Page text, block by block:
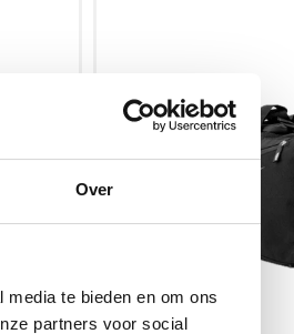
Over
te bieden en om ons
partners voor social